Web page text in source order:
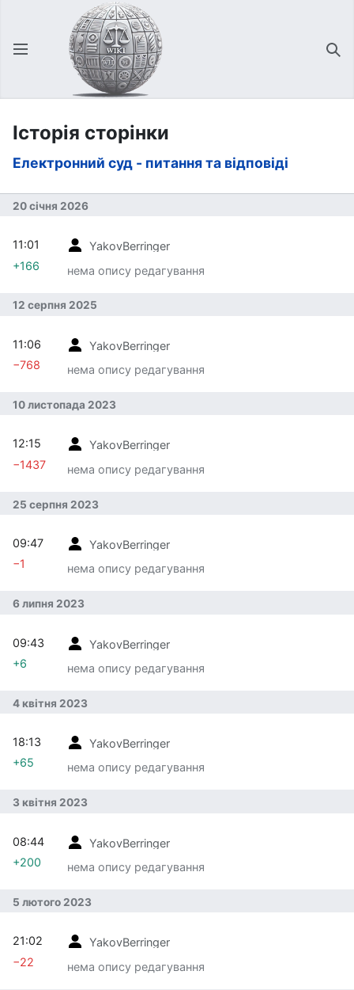
Відкрити головне меню
Історія сторінки
Електронний суд - питання та відповіді
20 січня 2026
YakovBerringer
нема опису редагування
11:01
+166
12 серпня 2025
YakovBerringer
нема опису редагування
11:06
−768
10 листопада 2023
YakovBerringer
нема опису редагування
12:15
−1437
25 серпня 2023
YakovBerringer
нема опису редагування
09:47
−1
6 липня 2023
YakovBerringer
нема опису редагування
09:43
+6
4 квітня 2023
YakovBerringer
нема опису редагування
18:13
+65
3 квітня 2023
YakovBerringer
нема опису редагування
08:44
+200
5 лютого 2023
YakovBerringer
нема опису редагування
21:02
−22